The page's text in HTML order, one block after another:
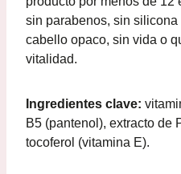
sin parabenos, sin
cabello opaco, sin vida o
vitalidad.
Ingredientes clave:
B5 (pantenol), extracto de
tocoferol (vitamina E).